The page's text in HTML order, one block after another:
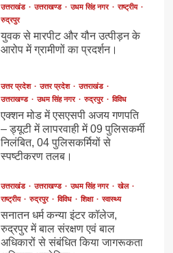
उत्तराखंड उत्तराखण्ड उधम सिंह नगर
राष्ट्रीय
रुद्रपुर
युवक से मारपीट और यौन उत्पीड़न के
आरोप में ग्रामीणों का प्रदर्शन।
उत्तर प्रदेश उत्तर प्रदेश
उत्तराखंड
उत्तराखण्ड
उधम सिंह नगर रुद्रपुर विविध
एक्शन मोड में एसएसपी अजय गणपति
– ड्यूटी में लापरवाही में 09 पुलिसकर्मी
निलंबित, 04 पुलिसकर्मियों से
स्पष्टीकरण तलब।
उत्तराखंड उत्तराखण्ड उधम सिंह नगर
खेल
राष्ट्रीय
रुद्रपुर विविध शिक्षा स्वास्थ्य
सनातन धर्म कन्या इंटर कॉलेज,
रुद्रपुर में बाल संरक्षण एवं बाल
अधिकारों से संबंधित किया जागरूकता